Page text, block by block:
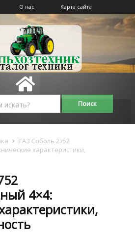
О нас Карта сайта
ГАЗ Соболь 2752
характеристики,
4×4: